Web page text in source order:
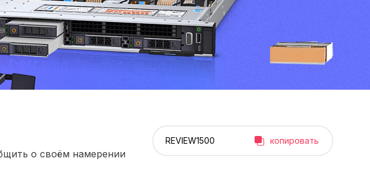
о своём намерении
копировать